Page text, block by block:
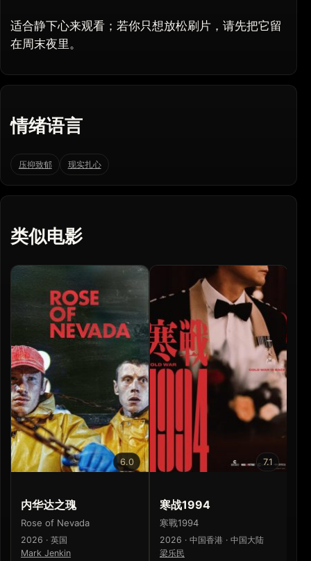
适合静下心来观看；若你只想放松刷片，请先把它留
在周末夜里。
情绪语言
压抑致郁 现实扎心
类似电影
6.0
内华达之瑰
Rose of Nevada
2026 · 英国
Mark Jenkin
7.1
寒战1994
寒戰1994
2026 · 中国香港 · 中国大陆
梁乐民